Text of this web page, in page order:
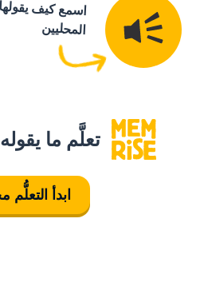
اسمع كيف
المحليين
تعلَّم ما
ابدأ التعلُّم